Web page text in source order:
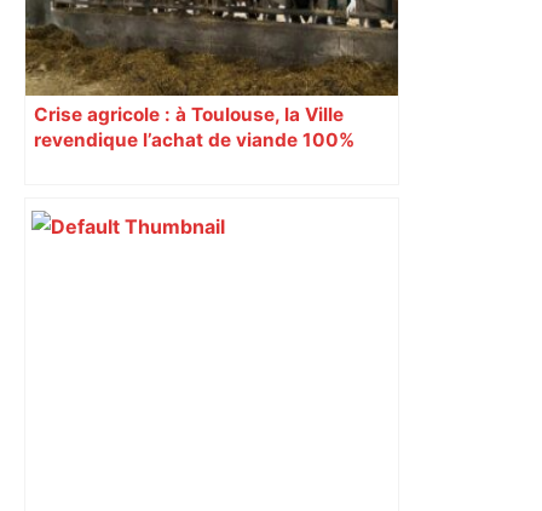
Crise agricole : à Toulouse, la Ville
revendique l’achat de viande 100%